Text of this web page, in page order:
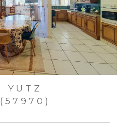
YUTZ
(57970)